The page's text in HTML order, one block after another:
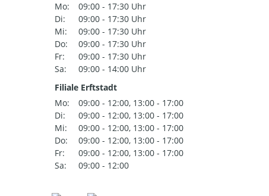
Mo:
09:00 - 17:30 Uhr
Di:
09:00 - 17:30 Uhr
Mi:
09:00 - 17:30 Uhr
Do:
09:00 - 17:30 Uhr
Fr:
09:00 - 17:30 Uhr
Sa:
09:00 - 14:00 Uhr
Filiale Erftstadt
Mo:
09:00 - 12:00, 13:00 - 17:00
Di:
09:00 - 12:00, 13:00 - 17:00
Mi:
09:00 - 12:00, 13:00 - 17:00
Do:
09:00 - 12:00, 13:00 - 17:00
Fr:
09:00 - 12:00, 13:00 - 17:00
Sa:
09:00 - 12:00